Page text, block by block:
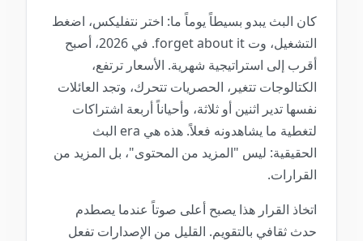
كان البث يبدو بسيطاً يوماً ما: اختر نتفليكس، اضغط
التشغيل، وت forget about it. في 2026، أصبح
أقرب إلى استراتيجية شهرية. الأسعار ترتفع،
الكتالوجات تتغير، الحصريات تتحرك، وتجد العائلات
نفسها تدير اثنين أو ثلاثة، وأحياناً أربعة اشتراكات
لتغطية ما يشاهدونه فعلاً. هذه هي era البث
الحقيقية: ليس "المزيد من المحتوى"، بل المزيد من
القرارات.
اتخاذ القرار هذا يصبح أعلى صوتاً عندما يصطدم
حدث ثقافي بالتقويم. القليل من الإصدارات تفعل